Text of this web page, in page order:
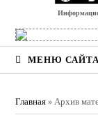
МЕНЮ
Главная »Архив